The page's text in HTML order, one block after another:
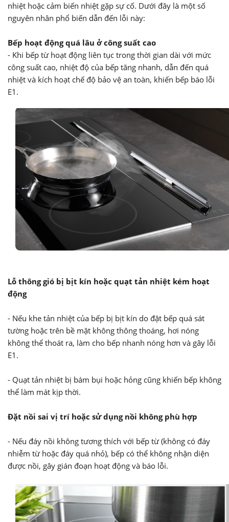
nhiệt hoặc cảm biến nhiệt gặp sự cố. Dưới đây là một số
nguyên nhân phổ biến dẫn đến lỗi này:
Bếp hoạt động quá lâu ở công suất cao
- Khi bếp từ hoạt động liên tục trong thời gian dài với mức
công suất cao, nhiệt độ của bếp tăng nhanh, dẫn đến quá
nhiệt và kích hoạt chế độ bảo vệ an toàn, khiến bếp báo lỗi
E1.
Lỗ thông gió bị bịt kín hoặc quạt tản nhiệt kém hoạt
động
- Nếu khe tản nhiệt của bếp bị bịt kín do đặt bếp quá sát
tường hoặc trên bề mặt không thông thoáng, hơi nóng
không thể thoát ra, làm cho bếp nhanh nóng hơn và gây lỗi
E1.
- Quạt tản nhiệt bị bám bụi hoặc hỏng cũng khiến bếp không
thể làm mát kịp thời.
Đặt nồi sai vị trí hoặc sử dụng nồi không phù hợp
- Nếu đáy nồi không tương thích với bếp từ (không có đáy
nhiễm từ hoặc đáy quá nhỏ), bếp có thể không nhận diện
được nồi, gây gián đoạn hoạt động và báo lỗi.